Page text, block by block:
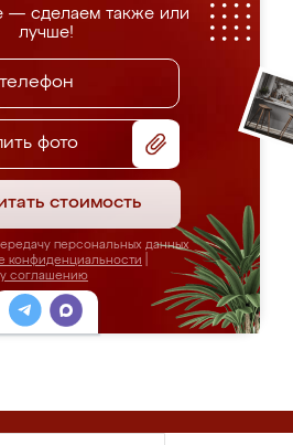
— сделаем также или
лучше!
фото
стоимость
персональных данных
конфиденциальности
соглашению